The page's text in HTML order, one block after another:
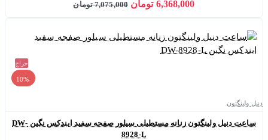
6,368,000 تومان 7,075,000 تومان
حراج
-10%
دنیل ولینگتون
ساعت دنیل ولینگتون زنانه مستطیلی سیلور صفحه سفید ایندکس نگین DW-
8928-L